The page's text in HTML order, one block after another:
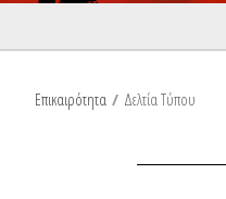
Επικαιρότητα / Δελτία Τύπου